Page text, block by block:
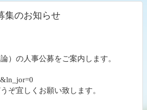
集のお知らせ
）の人事公募をご案内します。
ぞ宜しくお願い致します。